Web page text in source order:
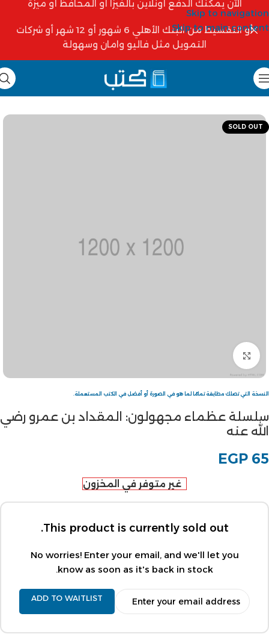
Skip to navigation
Skip to main content
الآن يمكنك الدفع أونلاين بالفيزا أو المحافظ أو ميزة
أو التقسيط من البنك الأهلي 6 شهور أو 12 شهر أو شركات
التمويل مثل فاليو وامان وسهولة
SOLD OUT
Click to enlarge
النسخة التي تصلك مطابقة تمامًا لما هو في الصورة أو أفضل في الكتب المستعملة.
سلسلة عظماء مجهولون: المقداد بن عمرو رضي
الله عنه
EGP 65
غير متوفر في المخزون
This product is currently sold out.
No worries! Enter your email, and we'll let you
know as soon as it's back in stock.
ADD TO WAITLIST